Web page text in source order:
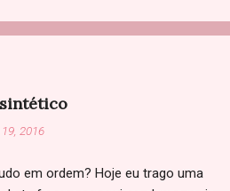
2016
em ordem? Hoje eu trago uma